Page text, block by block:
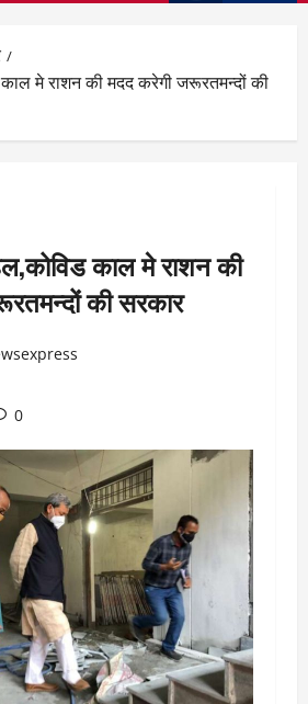
मे राशन की मदद करेगी जरूरतमन्दों की
काल मे राशन की
की सरकार
0